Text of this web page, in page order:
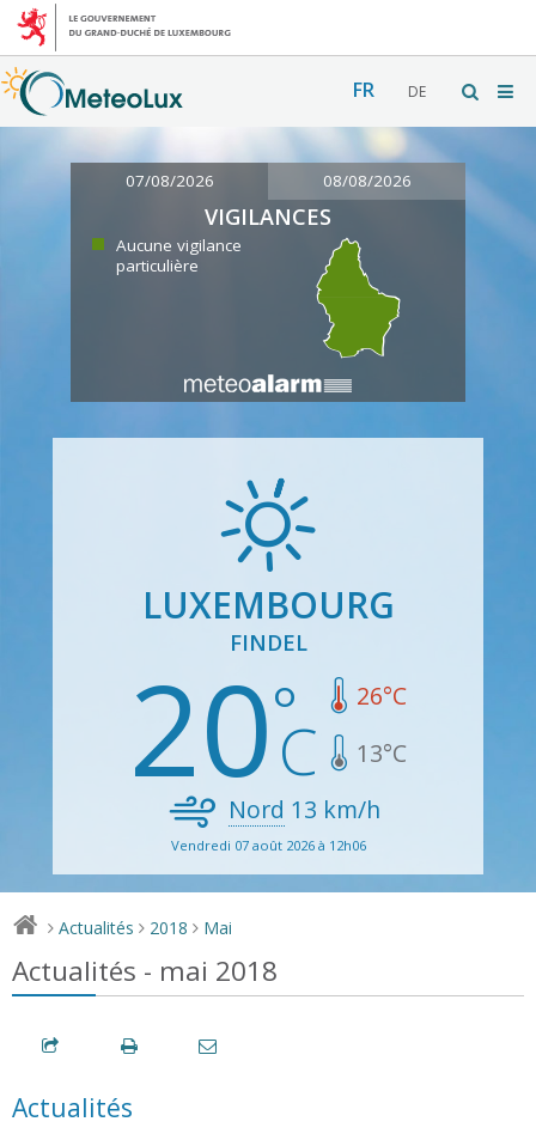
FR DE
07/08/2026 08/08/2026
VIGILANCES
Aucune vigilance
particulière
LUXEMBOURG
FINDEL
20 26°C
13°C
Nord 13 km/h
Vendredi 07 août 2026 à 12h06
> Actualités > 2018 > Mai
Actualités - mai 2018
Actualités